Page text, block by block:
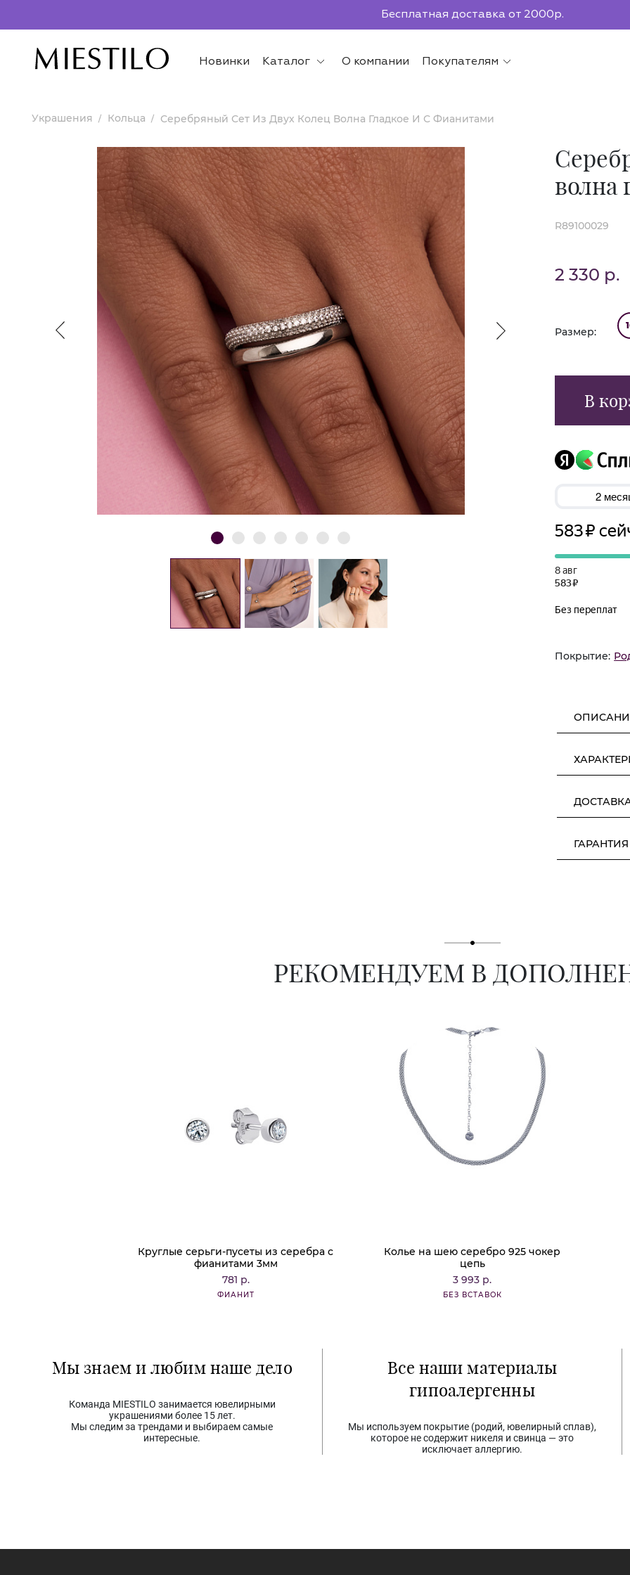
Бесплатная доставка от 2000р.
Новинки
Каталог О компании Покупателям
Украшения Кольца Серебряный Сет Из Двух Колец Волна Гладкое И С Фианитами
волна
R89100029
2 330 р.
Размер:
В
Покрытие:
РЕКОМЕНДУЕМ В
Круглые серьги-пусеты из серебра с
фианитами 3мм
781 р.
ФИАНИТ
Колье на шею серебро 925 чокер
цепь
3 993 р.
БЕЗ ВСТАВОК
Мы знаем и любим наше дело
Команда MIESTILO занимается ювелирными
украшениями более 15 лет.
Мы следим за трендами и выбираем самые
интересные.
Все наши материалы
гипоалергенны
Мы используем покрытие (родий, ювелирный сплав),
которое не содержит никеля и свинца — это
исключает аллергию.